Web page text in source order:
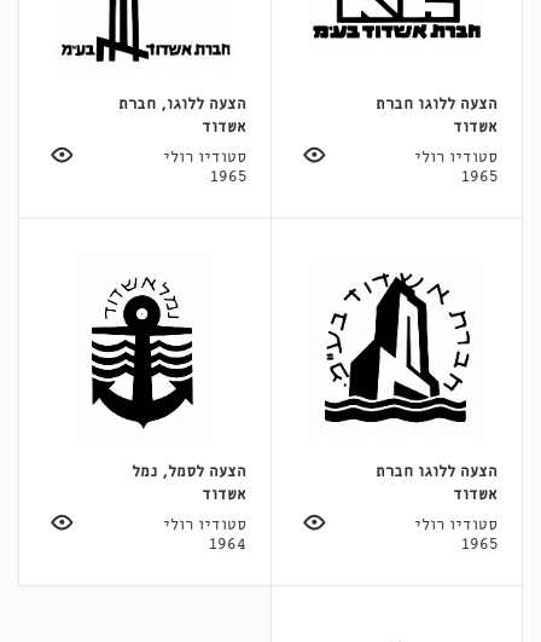
הצעה ללוגו חברת
אשדוד
סטודיו רולי
1965
הצעה ללוגו, חברת
אשדוד
סטודיו רולי
1965
הצעה ללוגו חברת
אשדוד
סטודיו רולי
1965
הצעה לסמל, נמל
אשדוד
סטודיו רולי
1964